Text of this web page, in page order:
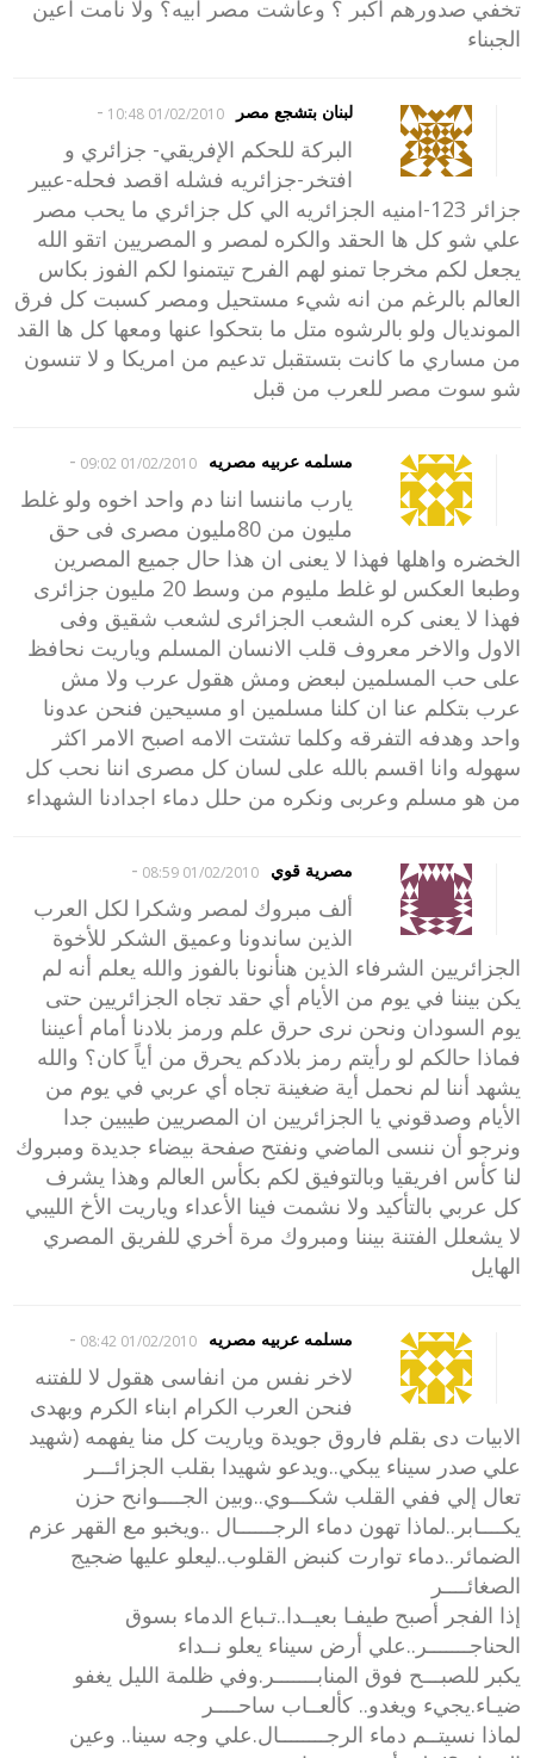
تخفي صدورهم اكبر ؟ وعاشت مصر ابيه؟ ولا نامت اعين
الجبناء
لبنان بتشجع مصر 01/02/2010 10:48
-
البركة للحكم الإفريقي- جزائري و
افتخر-جزائريه فشله اقصد فحله-عبير
جزائر 123-امنيه الجزائريه الي كل جزائري ما يحب مصر
علي شو كل ها الحقد والكره لمصر و المصريين اتقو الله
يجعل لكم مخرجا تمنو لهم الفرح تيتمنوا لكم الفوز بكاس
العالم بالرغم من انه شيء مستحيل ومصر كسبت كل فرق
المونديال ولو بالرشوه متل ما بتحكوا عنها ومعها كل ها القد
من مساري ما كانت بتستقبل تدعيم من امريكا و لا تنسون
شو سوت مصر للعرب من قبل
مسلمه عربيه مصريه 01/02/2010 09:02
-
يارب ماننسا اننا دم واحد اخوه ولو غلط
مليون من 80مليون مصرى فى حق
الخضره واهلها فهذا لا يعنى ان هذا حال جميع المصرين
وطبعا العكس لو غلط مليوم من وسط 20 مليون جزائرى
فهذا لا يعنى كره الشعب الجزائرى لشعب شقيق وفى
الاول والاخر معروف قلب الانسان المسلم وياريت نحافظ
على حب المسلمين لبعض ومش هقول عرب ولا مش
عرب بتكلم عنا ان كلنا مسلمين او مسيحين فنحن عدونا
واحد وهدفه التفرقه وكلما تشتت الامه اصبح الامر اكثر
سهوله وانا اقسم بالله على لسان كل مصرى اننا نحب كل
من هو مسلم وعربى ونكره من حلل دماء اجدادنا الشهداء
مصرية قوي 01/02/2010 08:59
-
ألف مبروك لمصر وشكرا لكل العرب
الذين ساندونا وعميق الشكر للأخوة
الجزائريين الشرفاء الذين هنأنونا بالفوز والله يعلم أنه لم
يكن بيننا في يوم من الأيام أي حقد تجاه الجزائريين حتى
يوم السودان ونحن نرى حرق علم ورمز بلادنا أمام أعيننا
فماذا حالكم لو رأيتم رمز بلادكم يحرق من أياً كان؟ والله
يشهد أننا لم نحمل أية ضغينة تجاه أي عربي في يوم من
الأيام وصدقوني يا الجزائريين ان المصريين طيبين جدا
ونرجو أن ننسى الماضي ونفتح صفحة بيضاء جديدة ومبروك
لنا كأس افريقيا وبالتوفيق لكم بكأس العالم وهذا يشرف
كل عربي بالتأكيد ولا نشمت فينا الأعداء وياريت الأخ الليبي
لا يشعلل الفتنة بيننا ومبروك مرة أخري للفريق المصري
الهايل
مسلمه عربيه مصريه 01/02/2010 08:42
-
لاخر نفس من انفاسى هقول لا للفتنه
فنحن العرب الكرام ابناء الكرم وبهدى
الابيات دى بقلم فاروق جويدة وياريت كل منا يفهمه (شهيد
علي صدر سيناء يبكي..ويدعو شهيدا بقلب الجزائـــر
تعال إلي ففي القلب شكـــوي..وبين الجــــوانح حزن
يكــــابر..لماذا تهون دماء الرجــــــال ..ويخبو مع القهر عزم
الضمائر..دماء توارت كنبض القلوب..ليعلو عليها ضجيج
الصغائــــر
إذا الفجر أصبح طيفـا بعيــدا..تـباع الدماء بسوق
الحناجـــــــر..علي أرض سيناء يعلو نــداء
يكبر للصبـــح فوق المنابـــــــر.وفي ظلمة الليل يغفو
ضيـاء.يجيء ويغدو.. كألعــاب ساحــــر
لماذا نسيتــم دماء الرجــــــــال.علي وجه سينا.. وعين